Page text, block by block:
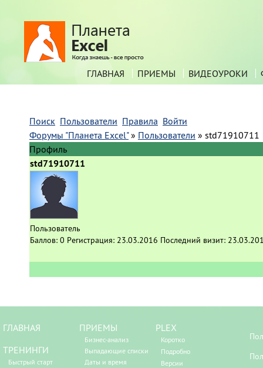
ГЛАВНАЯ ПРИЕМЫ ВИДЕОУРОКИ
Поиск Пользователи Правила Войти
Форумы "Планета Excel" » Пользователи » std71910711
Профиль
std71910711
Пользователь
Баллов: 0 Регистрация: 23.03.2016 Последний визит:
ГЛАВНАЯ
ТРЕНИНГИ
Быстрый старт
ПРИЕМЫ
Бизнес-анализ
Выпадающие списки
Даты и время
PLEX
Коротко
Подробно
Версии